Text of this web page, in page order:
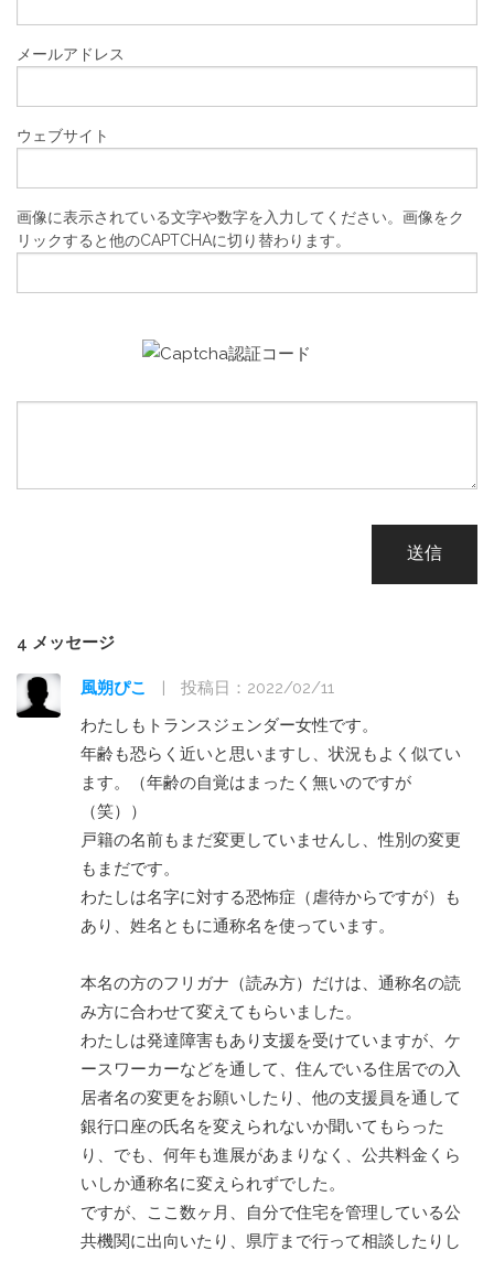
メールアドレス
ウェブサイト
画像に表示されている文字や数字を入力してください。画像をク
リックすると他のCAPTCHAに切り替わります。
送信
4 メッセージ
風朔ぴこ
投稿日：2022/02/11
わたしもトランスジェンダー女性です。
年齢も恐らく近いと思いますし、状況もよく似てい
ます。（年齢の自覚はまったく無いのですが
（笑））
戸籍の名前もまだ変更していませんし、性別の変更
もまだです。
わたしは名字に対する恐怖症（虐待からですが）も
あり、姓名ともに通称名を使っています。
本名の方のフリガナ（読み方）だけは、通称名の読
み方に合わせて変えてもらいました。
わたしは発達障害もあり支援を受けていますが、ケ
ースワーカーなどを通して、住んでいる住居での入
居者名の変更をお願いしたり、他の支援員を通して
銀行口座の氏名を変えられないか聞いてもらった
り、でも、何年も進展があまりなく、公共料金くら
いしか通称名に変えられずでした。
ですが、ここ数ヶ月、自分で住宅を管理している公
共機関に出向いたり、県庁まで行って相談したりし